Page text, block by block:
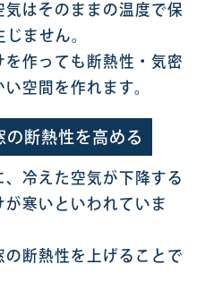
はそのままの温度で保
ません。
を作っても断熱性・気密
空間を作れます。
の断熱性を高める
冷えた空気が下降する
寒いといわれていま
断熱性を上げることで